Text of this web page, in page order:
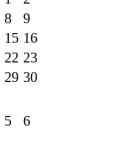
8
9
15 16
22 23
29 30
5 6